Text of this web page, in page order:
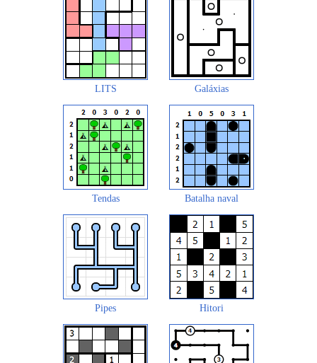
LITS Galáxias
Tendas Batalha naval
Pipes Hitori